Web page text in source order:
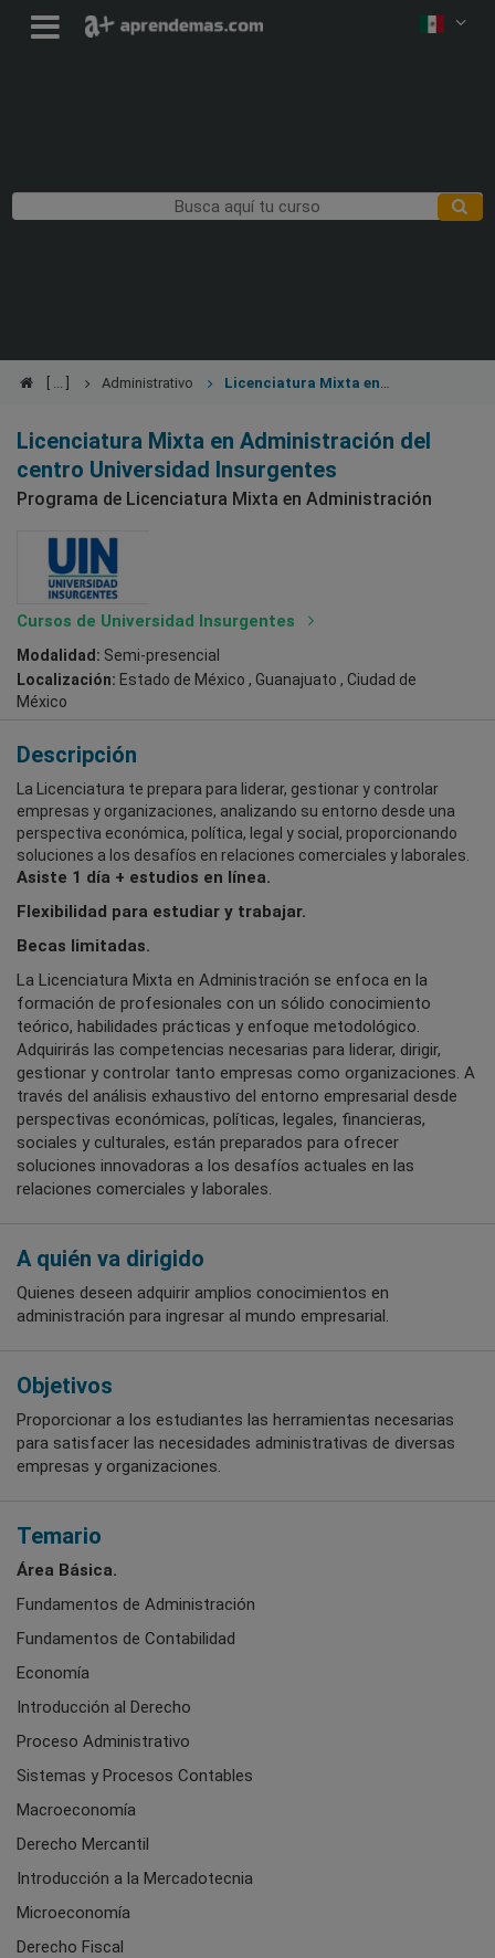
Administrativo
Licenciatura Mixta en Administración del
centro Universidad Insurgentes
Programa de Licenciatura Mixta en Administración
Cursos de Universidad Insurgentes
Modalidad: Semi-presencial
Localización: Estado de México , Guanajuato , Ciudad de
México
Descripción
La Licenciatura te prepara para liderar, gestionar y controlar
empresas y organizaciones, analizando su entorno desde una
perspectiva económica, política, legal y social, proporcionando
soluciones a los desafíos en relaciones comerciales y laborales.
Asiste 1 día + estudios en línea.
Flexibilidad para estudiar y trabajar.
Becas limitadas.
La Licenciatura Mixta en Administración se enfoca en la
formación de profesionales con un sólido conocimiento
teórico, habilidades prácticas y enfoque metodológico.
Adquirirás las competencias necesarias para liderar, dirigir,
gestionar y controlar tanto empresas como organizaciones. A
través del análisis exhaustivo del entorno empresarial desde
perspectivas económicas, políticas, legales, financieras,
sociales y culturales, están preparados para ofrecer
soluciones innovadoras a los desafíos actuales en las
relaciones comerciales y laborales.
A quién va dirigido
Quienes deseen adquirir amplios conocimientos en
administración para ingresar al mundo empresarial.
Objetivos
Proporcionar a los estudiantes las herramientas necesarias
para satisfacer las necesidades administrativas de diversas
empresas y organizaciones.
Temario
Área Básica.
Fundamentos de Administración
Fundamentos de Contabilidad
Economía
Introducción al Derecho
Proceso Administrativo
Sistemas y Procesos Contables
Macroeconomía
Derecho Mercantil
Introducción a la Mercadotecnia
Microeconomía
Derecho Fiscal